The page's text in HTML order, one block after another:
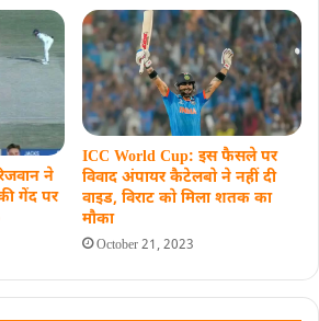
ने
गेंद पर
ICC World Cup: इस फैसले पर
विवाद अंपायर कैटेलबो ने नहीं दी
वाइड, विराट को मिला शतक का
मौका
October 21, 2023